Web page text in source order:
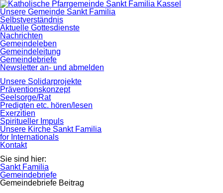
Navigation
überspringen
Unsere Gemeinde Sankt Familia
Selbstverständnis
Aktuelle Gottesdienste
Nachrichten
Gemeindeleben
Gemeindeleitung
Gemeindebriefe
Newsletter an- und abmelden
Unsere Solidarprojekte
Präventionskonzept
Seelsorge/Rat
Predigten etc. hören/lesen
Exerzitien
Spiritueller Impuls
Unsere Kirche Sankt Familia
for Internationals
Kontakt
Sie sind hier:
Sankt Familia
Gemeindebriefe
Gemeindebriefe Beitrag